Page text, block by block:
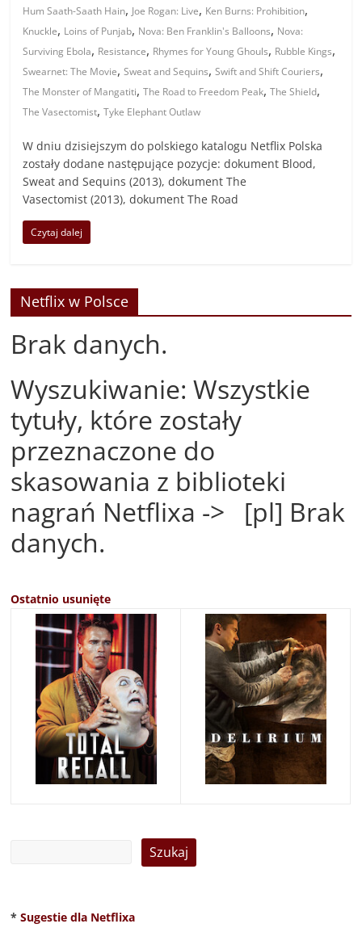
Hum Saath-Saath Hain, Joe Rogan: Live, Ken Burns: Prohibition,
Knuckle, Loins of Punjab, Nova: Ben Franklin's Balloons, Nova:
Surviving Ebola, Resistance, Rhymes for Young Ghouls, Rubble Kings,
Swearnet: The Movie,Sweat and Sequins,Swift and Shift Couriers,
The Monster of Mangatiti,The Road to Freedom Peak,The Shield,
The Vasectomist,Tyke Elephant Outlaw
W dniu dzisiejszym do polskiego katalogu Netflix Polska
zostały dodane następujące pozycje: dokument Blood,
Sweat and Sequins (2013), dokument The
Vasectomist (2013), dokument The Road
Czytaj dalej
Netflix w Polsce
Brak danych.
Wyszukiwanie: Wszystkie
tytuły, które zostały
przeznaczone do
skasowania z biblioteki
nagrań Netflixa -> [pl] Brak
danych.
Ostatnio usunięte
* Sugestie dla Netflixa